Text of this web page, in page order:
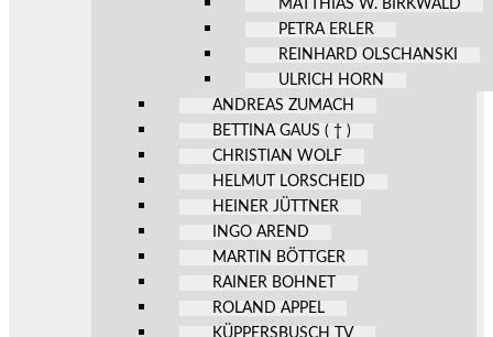
MATTHIAS W. BIRKWALD
PETRA ERLER
REINHARD OLSCHANSKI
ULRICH HORN
ANDREAS ZUMACH
BETTINA GAUS ( † )
CHRISTIAN WOLF
HELMUT LORSCHEID
HEINER JÜTTNER
INGO AREND
MARTIN BÖTTGER
RAINER BOHNET
ROLAND APPEL
KÜPPERSBUSCH TV